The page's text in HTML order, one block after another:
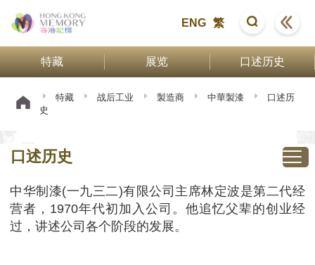
ENG 繁
特藏 展览 口述历史
特藏 战后工业 製造商 中華製漆
口述历
史
口述历史
中华制漆(一九三二)有限公司主席林定波是第二代经
营者，1970年代初加入公司。他追忆父辈的创业经
过，讲述公司各个阶段的发展。